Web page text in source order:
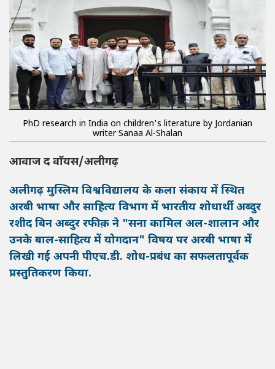
PhD research in India on children's literature by Jordanian
writer Sanaa Al-Shalan
आवाज द वाॅयस/अलीगढ़
अलीगढ़ मुस्लिम विश्वविद्यालय के कला संकाय में स्थित
अरबी भाषा और साहित्य विभाग में भारतीय शोधार्थीअब्दुर
रशीद बिन अब्दुर रफीक़ ने "सना कामिल अल-शालान और
उनके बाल-साहित्य में योगदान" विषय पर अरबी भाषा में
लिखी गई अपनी पीएच.डी. शोध-प्रबंध का सफलतापूर्वक
प्रस्तुतिकरण किया.